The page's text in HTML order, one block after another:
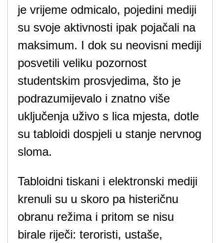
je vrijeme odmicalo, pojedini mediji
su svoje aktivnosti ipak pojačali na
maksimum. I dok su neovisni mediji
posvetili veliku pozornost
studentskim prosvjedima, što je
podrazumijevalo i znatno više
uključenja uživo s lica mjesta, dotle
su tabloidi dospjeli u stanje nervnog
sloma.
Tabloidni tiskani i elektronski mediji
krenuli su u skoro pa histeričnu
obranu režima i pritom se nisu
birale riječi: teroristi, ustaše,